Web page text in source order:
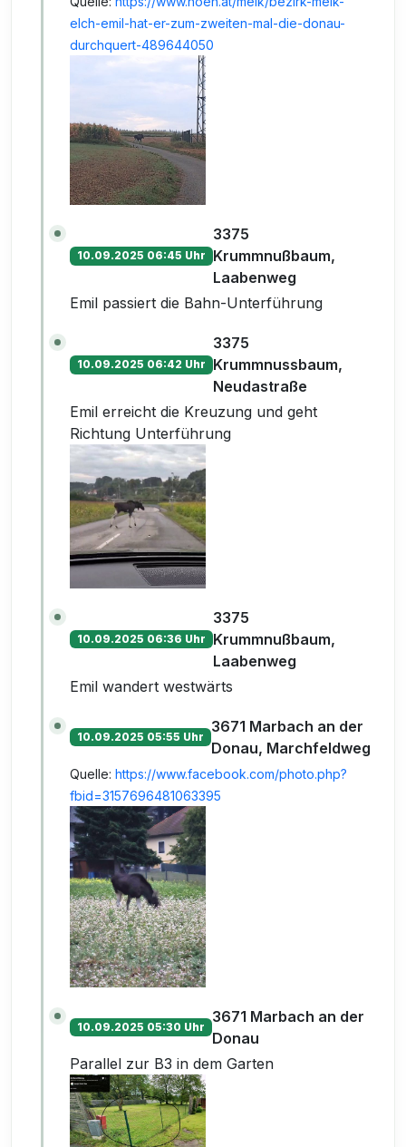
elch-emil-hat-er-zum-zweiten-mal-die-donau-
durchquert-489644050
10.09.2025 06:45 Uhr
3375
Krummnußbaum,
Laabenweg
Emil passiert die Bahn-Unterführung
10.09.2025 06:42 Uhr
3375
Krummnussbaum,
Neudastraße
Emil erreicht die Kreuzung und geht
Richtung Unterführung
10.09.2025 06:36 Uhr
3375
Krummnußbaum,
Laabenweg
Emil wandert westwärts
10.09.2025 05:55 Uhr
3671 Marbach an der
Donau, Marchfeldweg
Quelle: https://www.facebook.com/photo.php?
fbid=3157696481063395
10.09.2025 05:30 Uhr
3671 Marbach an der
Donau
Parallel zur B3 in dem Garten